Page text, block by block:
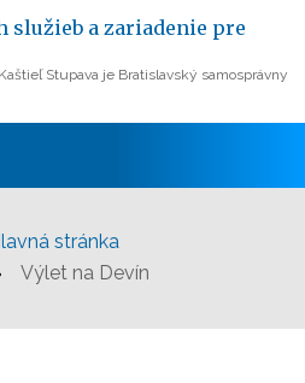
služieb a zariadenie pre
Stupava je Bratislavský samosprávny
stránka
Výlet na Devín